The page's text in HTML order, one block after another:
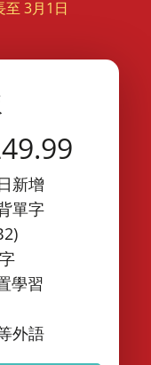
至 3月1日
新增
單字
學習
外語